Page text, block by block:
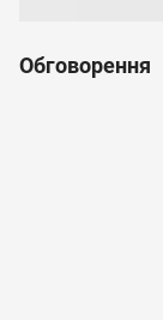
Обговорення